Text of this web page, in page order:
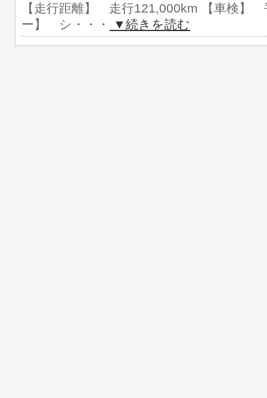
【走行距離】 走行121,000km 【車検】
ー】 シ・・・
▼続きを読む